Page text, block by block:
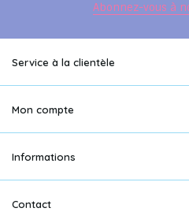
Abonnez-vous à
Service à la clientèle
Mon compte
Informations
Contact